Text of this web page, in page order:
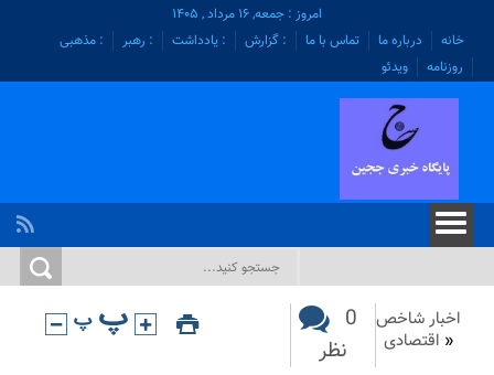
امروز : جمعه, ۱۶ مرداد , ۱۴۰۵
خانه
درباره ما تماس با ما : گزارش : یادداشت : رهبر
: مذهبی
روزنامه
ویدئو
اخبار شاخص
« اقتصادی
0
نظر